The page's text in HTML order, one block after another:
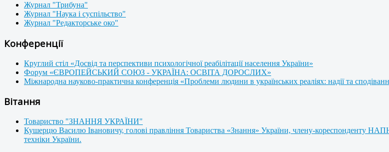
Журнал "Трибуна"
Журнал "Наука і суспільство"
Журнал "Редакторське око"
Конференції
Круглий стіл «Досвід та перспективи психологічної реабілітації населення України»
Форум «ЄВРОПЕЙСЬКИЙ СОЮЗ - УКРАЇНА: ОСВІТА ДОРОСЛИХ»
Міжнародна науково-практична конференція «Проблеми людини в українських реаліях: надії та
Вітання
Товариство "ЗНАННЯ УКРАЇНИ"
Кушерцю Василю Івановичу, голові правління Товариства «Знання» України, члену-кореспонденту
техніки України.